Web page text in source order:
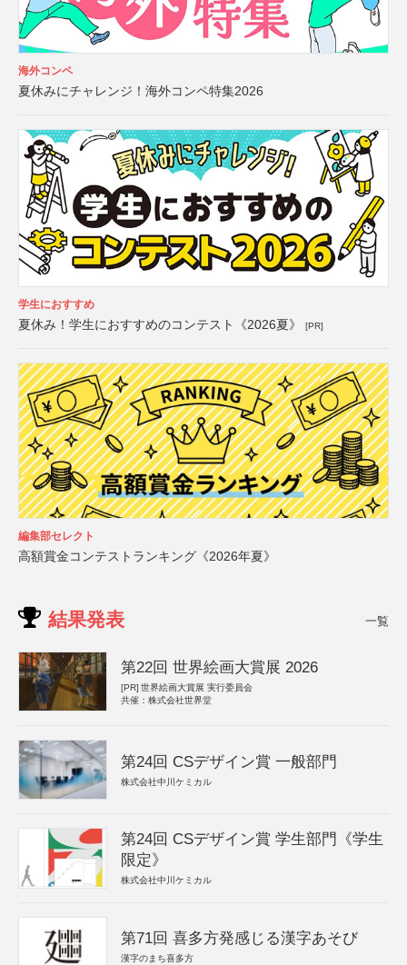
海外コンペ
夏休みにチャレンジ！海外コンペ特集2026
学生におすすめ
夏休み！学生におすすめのコンテスト《2026夏》 [PR]
編集部セレクト
高額賞金コンテストランキング《2026年夏》
結果発表 一覧
第22回 世界絵画大賞展 2026
[PR] 世界絵画大賞展 実行委員会
共催：株式会社世界堂
第24回 CSデザイン賞 一般部門
株式会社中川ケミカル
第24回 CSデザイン賞 学生部門《学生
限定》
株式会社中川ケミカル
第71回 喜多方発感じる漢字あそび
漢字のまち喜多方